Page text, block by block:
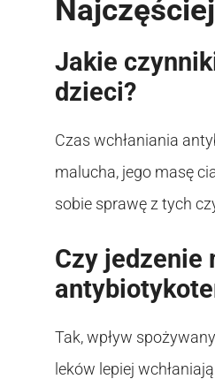
Jakie
dzieci?
Czas wchłaniania
malucha, jego masę
sobie sprawę z tych
Czy jedzenie
Tak, wpływ
leków lepiej